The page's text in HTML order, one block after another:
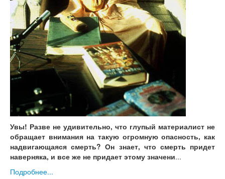
Увы! Разве не удивительно, что глупый материалист не
обращает внимания на такую огромную опасность, как
надвигающаяся смерть? Он знает, что смерть придет
наверняка, и все же не придает этому значени...
Подробнее...